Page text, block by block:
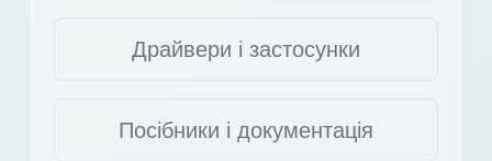
Драйвери і застосунки
Посібники і документація